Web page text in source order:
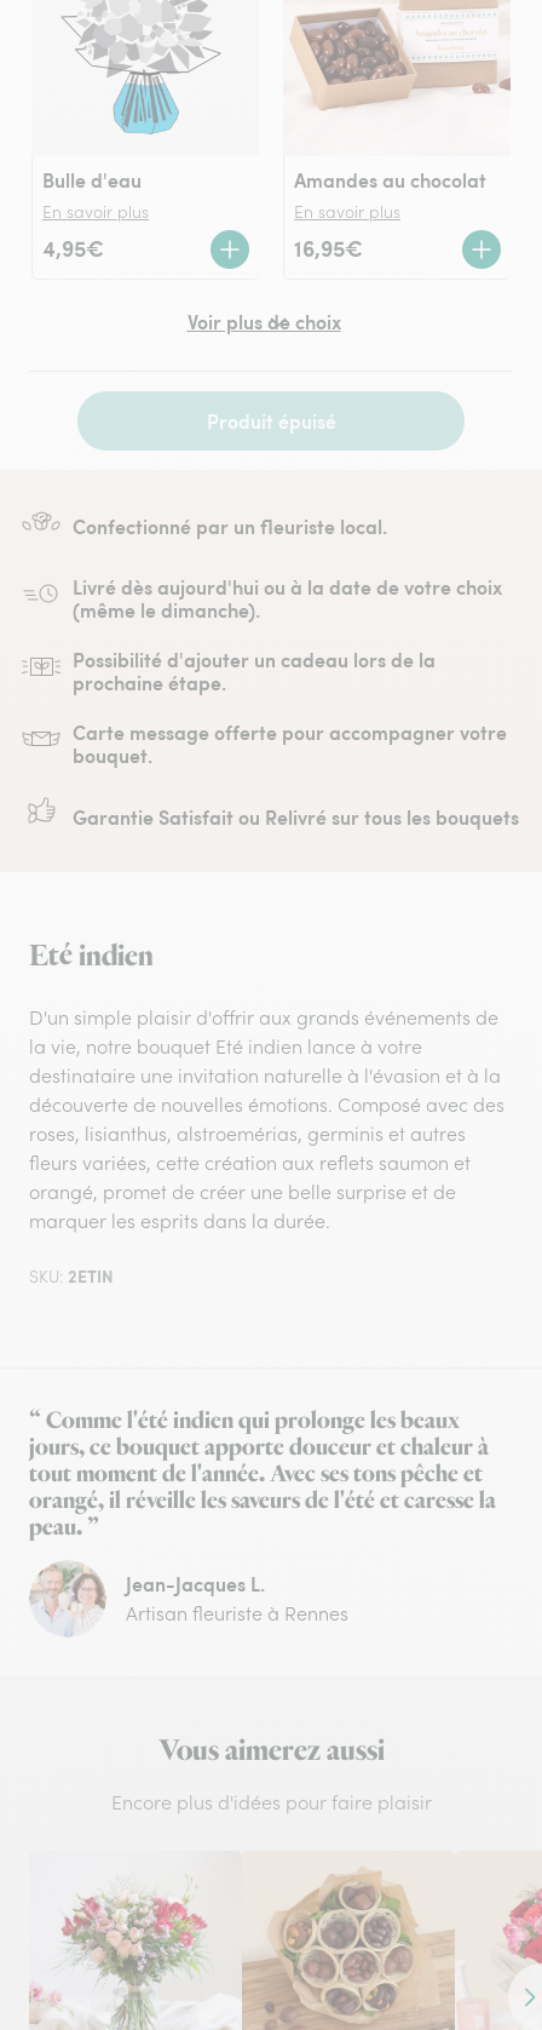
Bulle d'eau
En savoir plus
4,95€
Amandes au chocolat
En savoir plus
16,95€
Voir plus de choix
Produit épuisé
Confectionné par un fleuriste local.
Livré dès aujourd'hui ou à la date de votre choix
(même le dimanche).
Possibilité d'ajouter un cadeau lors de la
prochaine étape.
Carte message offerte pour accompagner votre
bouquet.
Garantie Satisfait ou Relivré sur tous les bouquets
Eté indien
D'un simple plaisir d'offrir aux grands événements de
la vie, notre bouquet Eté indien lance à votre
destinataire une invitation naturelle à l'évasion et à la
découverte de nouvelles émotions. Composé avec des
roses, lisianthus, alstroemérias, germinis et autres
fleurs variées, cette création aux reflets saumon et
orangé, promet de créer une belle surprise et de
marquer les esprits dans la durée.
SKU: 2ETIN
“ Comme l'été indien qui prolonge les beaux
jours, ce bouquet apporte douceur et chaleur à
tout moment de l'année. Avec ses tons pêche et
orangé, il réveille les saveurs de l'été et caresse la
peau. ”
Jean-Jacques L.
Artisan fleuriste à Rennes
Vous aimerez aussi
Encore plus d'idées pour faire plaisir